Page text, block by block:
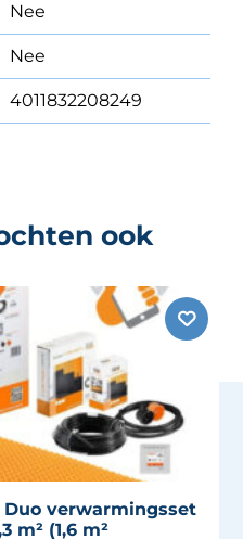
Nee
Nee
4011832208249
ook
verwarmingsset
m² (1,6 m²